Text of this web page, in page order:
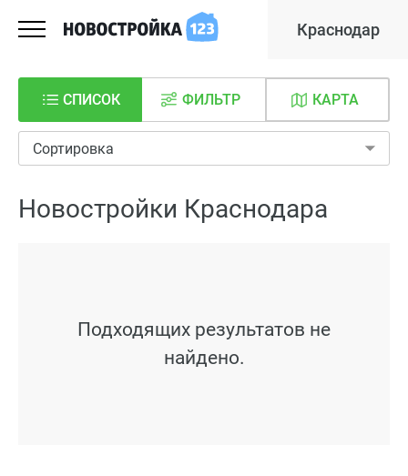
Краснодар
СПИСОК КАРТА
ФИЛЬТР
Сортировка
Новостройки Краснодара
Подходящих результатов не
найдено.